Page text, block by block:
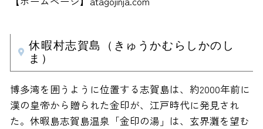
休暇村志賀島（きゅうかむらしかのし
ま）
博多湾を囲うように位置する志賀島は、約2000年前に
漢の皇帝から贈られた金印が、江戸時代に発見され
た。休暇島志賀島温泉「金印の湯」は、玄界灘を望む